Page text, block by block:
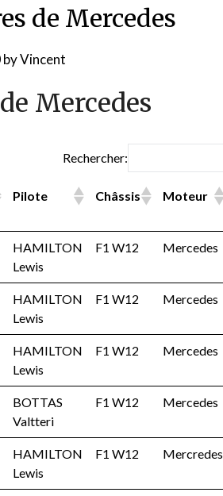
de Mercedes
byVincent
Mercedes
Rechercher:
Pilote Châssis Moteur
HAMILTON
Lewis
F1 W12 Mercedes
HAMILTON
Lewis
F1 W12 Mercedes
HAMILTON
Lewis
F1 W12 Mercedes
BOTTAS
Valtteri
F1 W12 Mercedes
HAMILTON
Lewis
F1 W12 Mercredes